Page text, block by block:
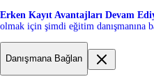
Erken Kayıt Avantajları Devam
olmak için şimdi eğitim danışmanına
Danışmana Bağlan